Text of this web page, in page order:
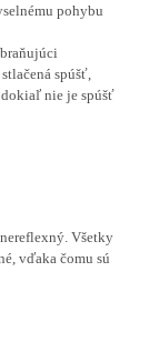
pohybu
spúšť,
nie je spúšť
Všetky
vďaka čomu sú